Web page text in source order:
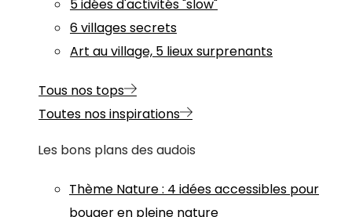
5 idées d'activités "slow"
6 villages secrets
Art au village, 5 lieux surprenants
Tous nos tops
Toutes nos inspirations
Les bons plans des audois
Thème Nature: 4 idées accessibles pour
bouger en pleine nature